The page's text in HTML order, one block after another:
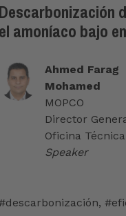
Descarbonización
el amoníaco bajo
Ahmed Farag
Mohamed
MOPCO
Director
Oficina Técnica
Speaker
,